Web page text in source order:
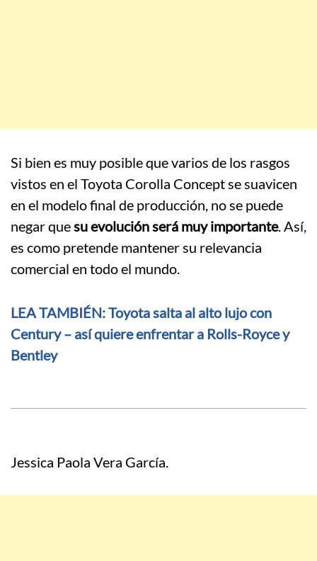
Si bien es muy posible que varios de los rasgos
vistos en el Toyota Corolla Concept se suavicen
en el modelo final de producción, no se puede
negar que su evolución será muy importante. Así,
es como pretende mantener su relevancia
comercial en todo el mundo.
LEA TAMBIÉN: Toyota salta al alto lujo con
Century – así quiere enfrentar a Rolls-Royce y
Bentley
Jessica Paola Vera García.